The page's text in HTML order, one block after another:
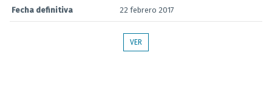
Fecha definitiva 22 febrero 2017
VER